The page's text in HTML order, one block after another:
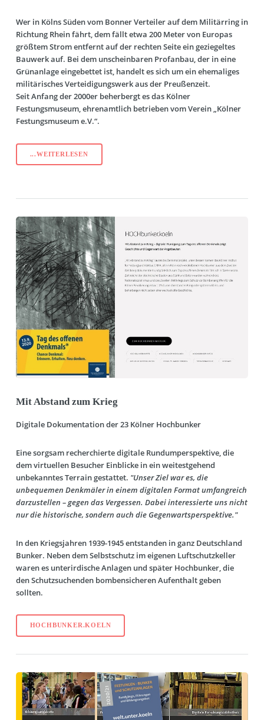
Wer in Kölns Süden vom Bonner Verteiler auf dem Militärring in
Richtung Rhein fährt, dem fällt etwa 200 Meter von Europas
größtem Strom entfernt auf der rechten Seite ein geziegeltes
Bauwerk auf. Bei dem unscheinbaren Profanbau, der in eine
Grünanlage eingebettet ist, handelt es sich um ein ehemaliges
militärisches Verteidigungswerk aus der Preußenzeit.
Seit Anfang der 2000er beherbergt es das Kölner
Festungsmuseum, ehrenamtlich betrieben vom Verein „Kölner
Festungsmuseum e.V.“.
...WEITERLESEN
Mit Abstand zum Krieg
Digitale Dokumentation der 23 Kölner Hochbunker
Eine sorgsam recherchierte digitale Rundumperspektive, die
dem virtuellen Besucher Einblicke in ein weitestgehend
unbekanntes Terrain gestattet. "Unser Ziel war es, die
unbequemen Denkmäler in einem digitalen Format umfangreich
darzustellen – gegen das Vergessen. Dabei interessierte uns nicht
nur die historische, sondern auch die Gegenwartsperspektive."
In den Kriegsjahren 1939-1945 entstanden in ganz Deutschland
Bunker. Neben dem Selbstschutz im eigenen Luftschutzkeller
waren es unterirdische Anlagen und später Hochbunker, die
den Schutzsuchenden bombensicheren Aufenthalt geben
sollten.
HOCHBUNKER.KOELN